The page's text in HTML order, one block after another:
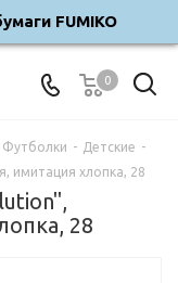
FUMIKO
0
Футболки - Детские -
имитация хлопка, 28
28